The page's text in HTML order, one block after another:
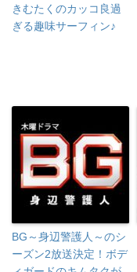
きむたくのカッコ良過
ぎる趣味サーフィン♪
BG～身辺警護人～のシ
ーズン2放送決定！ボデ